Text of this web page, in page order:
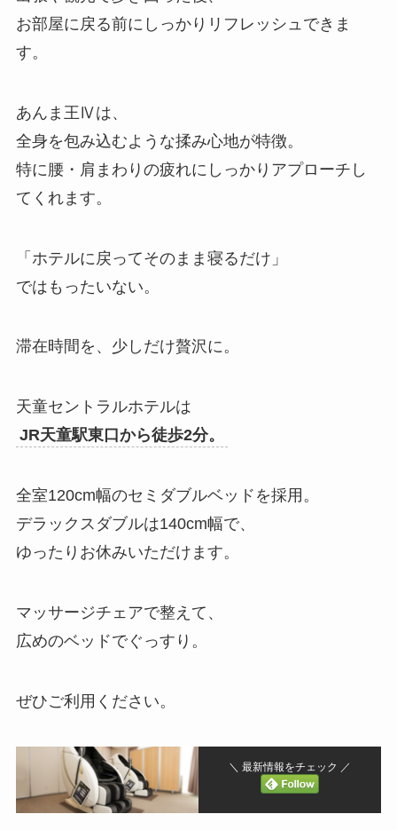
お部屋に戻る前にしっかりリフレッシュできま
す。
あんま王Ⅳは、
全身を包み込むような揉み心地が特徴。
特に腰・肩まわりの疲れにしっかりアプローチし
てくれます。
「ホテルに戻ってそのまま寝るだけ」
ではもったいない。
滞在時間を、少しだけ贅沢に。
天童セントラルホテルは
JR天童駅東口から徒歩2分。
全室120cm幅のセミダブルベッドを採用。
デラックスダブルは140cm幅で、
ゆったりお休みいただけます。
マッサージチェアで整えて、
広めのベッドでぐっすり。
ぜひご利用ください。
＼ 最新情報をチェック ／